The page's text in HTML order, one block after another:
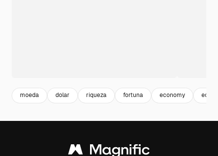
moeda dolar riqueza fortuna economy